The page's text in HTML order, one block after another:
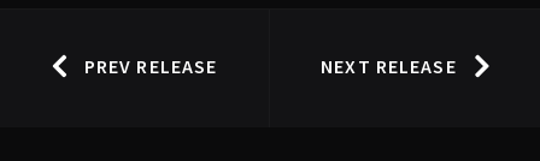
PREV RELEASE NEXT RELEASE